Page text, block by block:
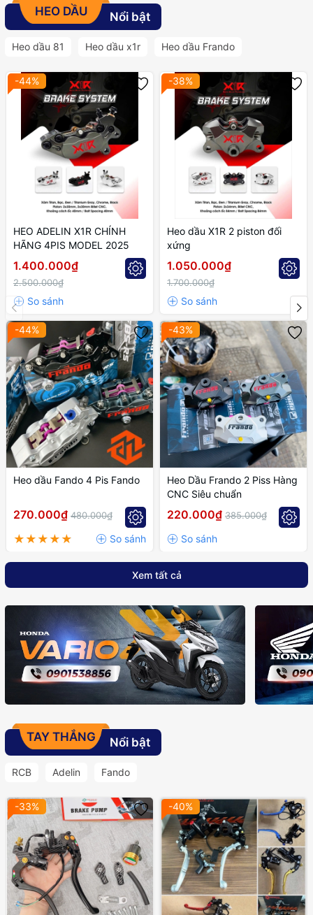
HEO DẦU Nổi bật
Heo dầu 81 Heo dầu x1r Heo dầu Frando
-44%
HEO ADELIN X1R CHÍNH
HÃNG 4PIS MODEL 2025
1.400.000₫
2.500.000₫
-38%
Heo dầu X1R 2 piston đối
xứng
1.050.000₫
1.700.000₫
-44%
Heo dầu Fando 4 Pis Fando
270.000₫ 480.000₫
-43%
Heo Dầu Frando 2 Piss Hàng
CNC Siêu chuẩn
220.000₫ 385.000₫
Xem tất cả
TAY THẮNG Nổi bật
RCB Adelin Fando
-33% -40%